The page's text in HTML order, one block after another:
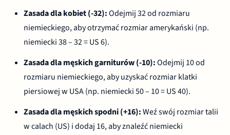
Zasada dla kobiet (-32):Odejmij 32 od rozmiaru
niemieckiego, aby otrzymać rozmiar amerykański (np.
niemiecki 38 – 32 = US 6).
Zasada dla męskich garniturów (-10):Odejmij 10 od
rozmiaru niemieckiego, aby uzyskać rozmiar klatki
piersiowej w USA (np. niemiecki 50 – 10 = US 40).
Zasada dla męskich spodni (+16):Weź swój rozmiar talii
w calach (US) i dodaj 16, aby znaleźć niemiecki